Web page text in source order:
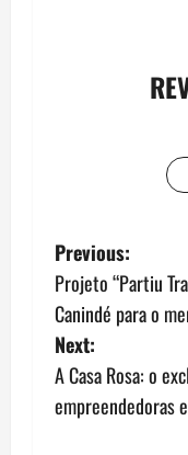
P
o
s
t
Previous:
Projeto “Partiu
Canindé para o
Next:
A Casa Rosa: o
empreendedoras